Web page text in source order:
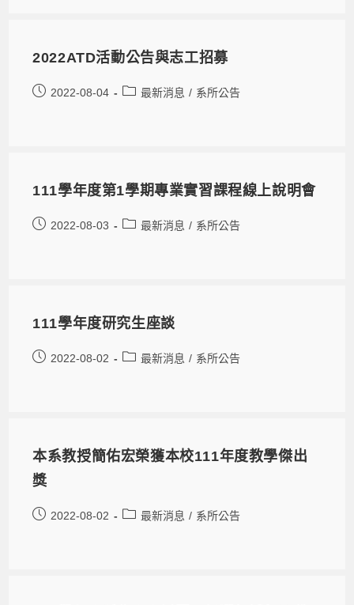
2022ATD活動公告與志工招募
2022-08-04 最新消息 / 系所公告
111學年度第1學期專業實習課程線上說明會
2022-08-03 最新消息 / 系所公告
111學年度研究生座談
2022-08-02 最新消息 / 系所公告
本系教授簡佑宏榮獲本校111年度教學傑出
獎
2022-08-02 最新消息 / 系所公告